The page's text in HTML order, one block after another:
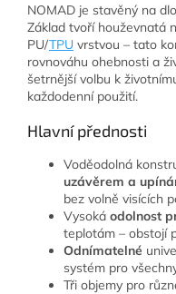
NOMAD je stavěný na
Základ tvoří houževnatá
PU/TPU vrstvou – tato
rovnováhu ohebnosti a
šetrnější volbu k
každodenní použití.
Hlavní přednosti
Voděodolná
uzávěrem a
bez volně visících
Vysoká odolnost
teplotám – obstojí
Odnímatelné
systém pro
Tři objemy pro